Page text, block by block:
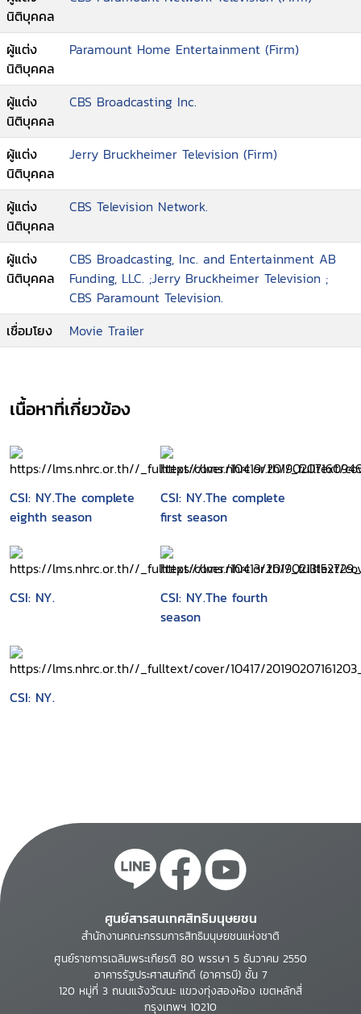
นิติบุคคล
ผู้แต่ง
นิติบุคคล
Paramount Home Entertainment (Firm)
ผู้แต่ง
นิติบุคคล
CBS Broadcasting Inc.
ผู้แต่ง
นิติบุคคล
Jerry Bruckheimer Television (Firm)
ผู้แต่ง
นิติบุคคล
CBS Television Network.
ผู้แต่ง
นิติบุคคล
CBS Broadcasting, Inc. and Entertainment AB
Funding, LLC. ;Jerry Bruckheimer Television ;
CBS Paramount Television.
เชื่อมโยง
Movie Trailer
เนื้อหาที่เกี่ยวข้อง
CSI: NY.The complete
eighth season
CSI: NY.The complete
first season
CSI: NY.
CSI: NY.The fourth
season
CSI: NY.
ศูนย์สารสนเทศสิทธิมนุษยชน
สำนักงานคณะกรรมการสิทธิมนุษยชนแห่งชาติ
ศูนย์ราชการเฉลิมพระเกียรติ 80 พรรษา 5 ธันวาคม 2550
อาคารรัฐประศาสนภักดี (อาคารบี) ชั้น 7
120 หมู่ที่ 3 ถนนแจ้งวัฒนะ แขวงทุ่งสองห้อง เขตหลักสี่
กรุงเทพฯ 10210